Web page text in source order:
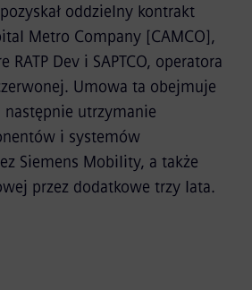
oddzielny kontrakt
Metro Company [CAMCO],
RATP Dev i SAPTCO, operatora
Umowa ta obejmuje
utrzymanie
i systemów
Siemens Mobility, a także
przez dodatkowe trzy lata.